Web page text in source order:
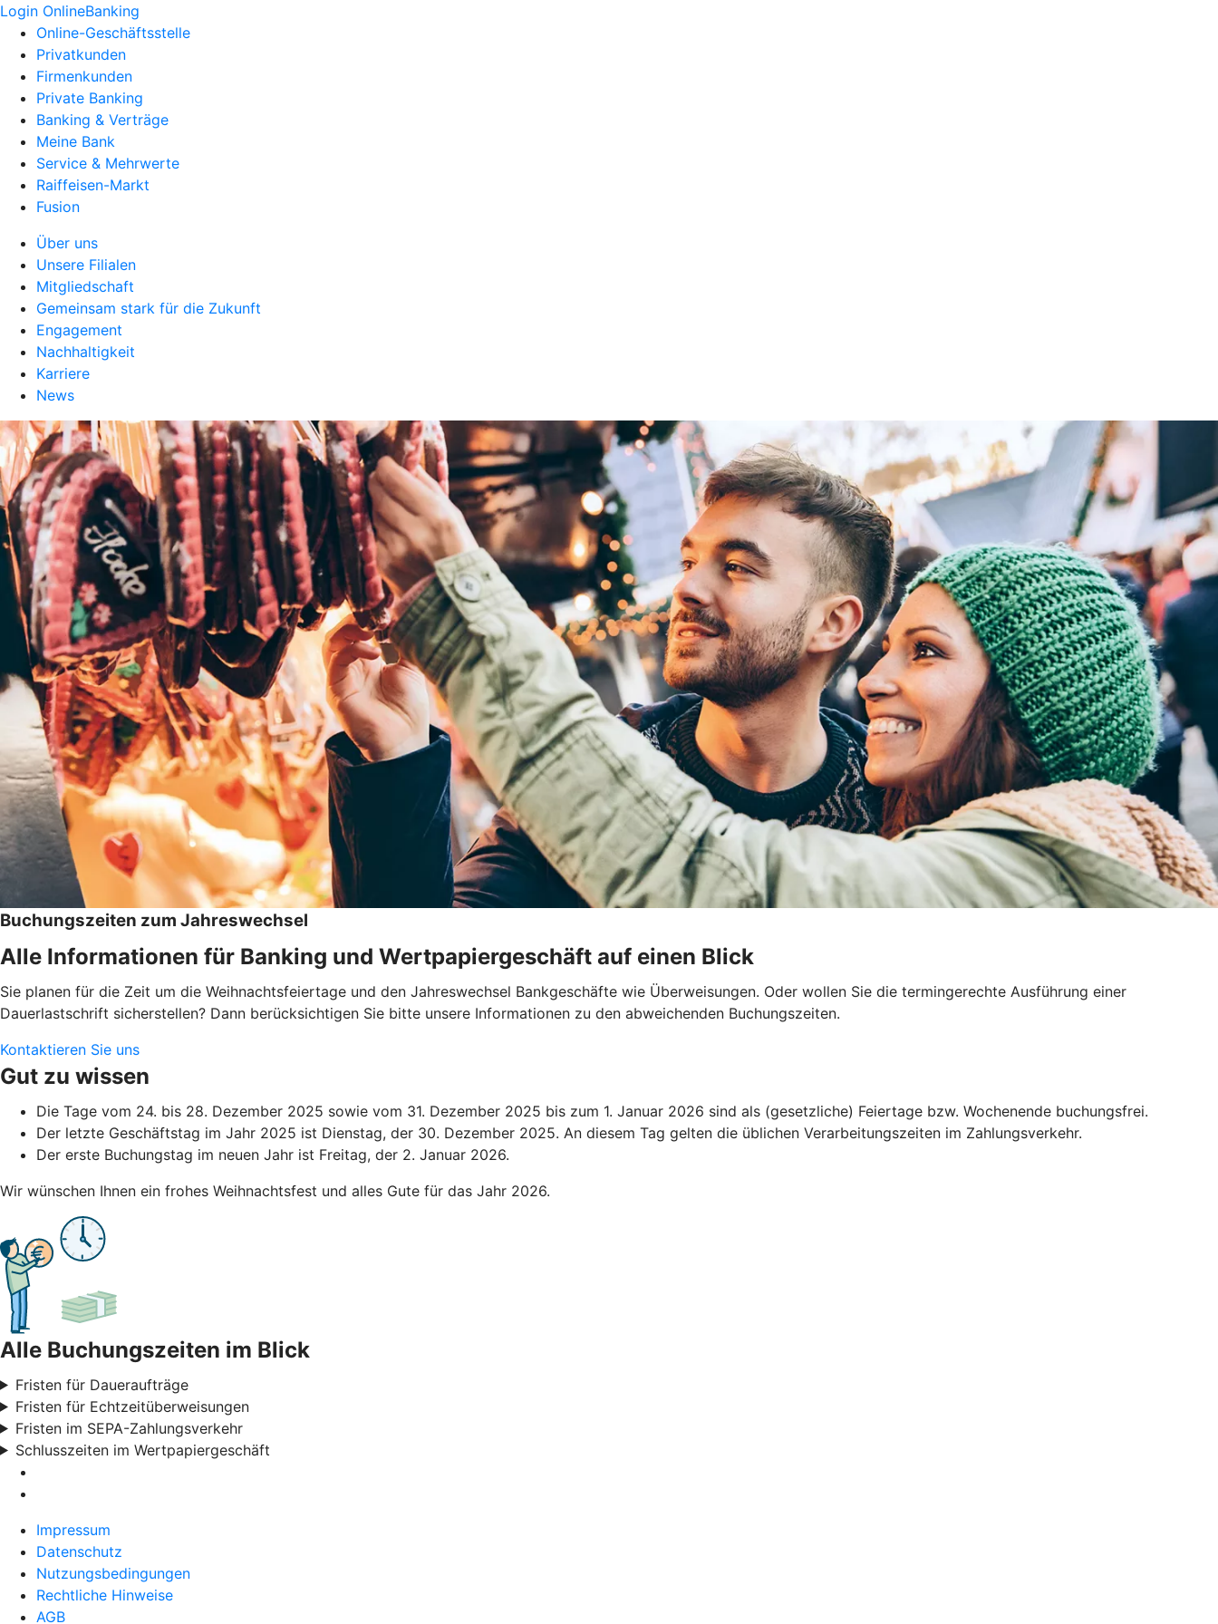
Login OnlineBanking
Online-Geschäftsstelle
Privatkunden
Firmenkunden
Private Banking
Banking & Verträge
Meine Bank
Service & Mehrwerte
Raiffeisen-Markt
Fusion
Über uns
Unsere Filialen
Mitgliedschaft
Gemeinsam stark für die Zukunft
Engagement
Nachhaltigkeit
Karriere
News
Buchungszeiten zum Jahreswechsel
Alle Informationen für Banking und Wertpapiergeschäft auf einen Blick
Sie planen für die Zeit um die Weihnachtsfeiertage und den Jahreswechsel Bankgeschäfte wie Überweisungen. Oder wollen Sie die termingerechte Ausführung einer
Dauerlastschrift sicherstellen? Dann berücksichtigen Sie bitte unsere Informationen zu den abweichenden Buchungszeiten.
Kontaktieren Sie uns
Gut zu wissen
Die Tage vom 24. bis 28. Dezember 2025 sowie vom 31. Dezember 2025 bis zum 1. Januar 2026 sind als (gesetzliche) Feiertage bzw. Wochenende buchungsfrei.
Der letzte Geschäftstag im Jahr 2025 ist Dienstag, der 30. Dezember 2025. An diesem Tag gelten die üblichen Verarbeitungszeiten im Zahlungsverkehr.
Der erste Buchungstag im neuen Jahr ist Freitag, der 2. Januar 2026.
Wir wünschen Ihnen ein frohes Weihnachtsfest und alles Gute für das Jahr 2026.
Alle Buchungszeiten im Blick
Fristen für Daueraufträge
Fristen für Echtzeitüberweisungen
Fristen im SEPA-Zahlungsverkehr
Schlusszeiten im Wertpapiergeschäft
Impressum
Datenschutz
Nutzungsbedingungen
Rechtliche Hinweise
AGB